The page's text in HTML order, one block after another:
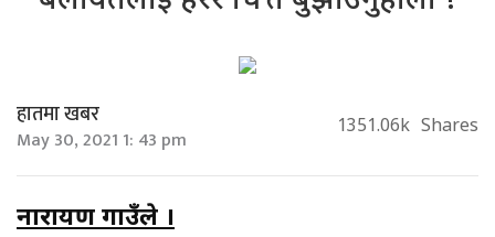
हातमा खबर
May 30, 2021 1: 43 pm 1351.06k Shares
नारायण गाउँले ।